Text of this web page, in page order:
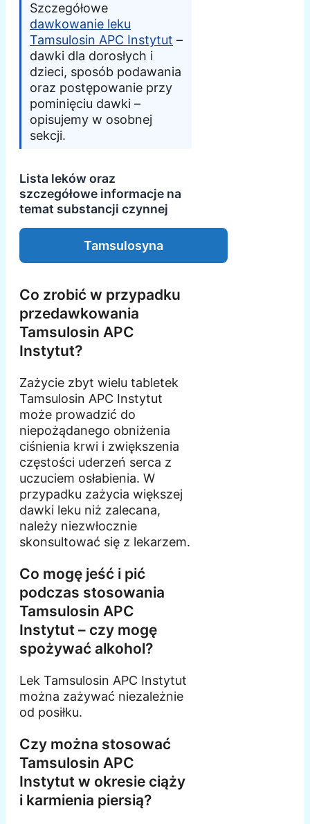
Szczegółowe
dawkowanie leku
Tamsulosin APC Instytut –
dawki dla dorosłych i
dzieci, sposób podawania
oraz postępowanie przy
pominięciu dawki –
opisujemy w osobnej
sekcji.
Lista leków oraz
szczegółowe informacje na
temat substancji czynnej
Tamsulosyna
Co zrobić w przypadku
przedawkowania
Tamsulosin APC
Instytut?
Zażycie zbyt wielu tabletek
Tamsulosin APC Instytut
może prowadzić do
niepożądanego obniżenia
ciśnienia krwi i zwiększenia
częstości uderzeń serca z
uczuciem osłabienia. W
przypadku zażycia większej
dawki leku niż zalecana,
należy niezwłocznie
skonsultować się z lekarzem.
Co mogę jeść i pić
podczas stosowania
Tamsulosin APC
Instytut – czy mogę
spożywać alkohol?
Lek Tamsulosin APC Instytut
można zażywać niezależnie
od posiłku.
Czy można stosować
Tamsulosin APC
Instytut w okresie ciąży
i karmienia piersią?